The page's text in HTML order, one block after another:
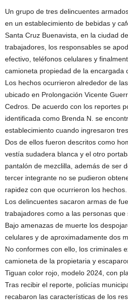
Un grupo de tres delincuentes
en un establecimiento de bebidas y
Santa Cruz Buenavista, en la ciudad
trabajadores, los responsables se
efectivo, teléfonos celulares y
camioneta propiedad de la encargada
Los hechos ocurrieron alrededor de
ubicado en Prolongación Vicente
Cedros. De acuerdo con los reportes
identificada como Brenda N. se
establecimiento cuando ingresaron
Dos de ellos fueron descritos como
vestía sudadera blanca y el otro
pantalón de mezclilla, además de ser
tercer integrante no se pudieron
rapidez con que ocurrieron los hechos.
Los delincuentes sacaron armas de
trabajadores como a las personas que
Bajo amenazas de muerte los
celulares y de aproximadamente dos
No conformes con ello, los criminales
camioneta de la propietaria y
Tiguan color rojo, modelo 2024, con
Tras recibir el reporte, policías
recabaron las características de los